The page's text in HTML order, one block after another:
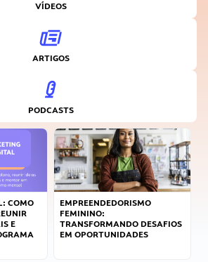
VÍDEOS
ARTIGOS
PODCASTS
COMO
E
EMPREENDEDORISMO
FEMININO:
TRANSFORMANDO DESAFIOS
EM OPORTUNIDADES